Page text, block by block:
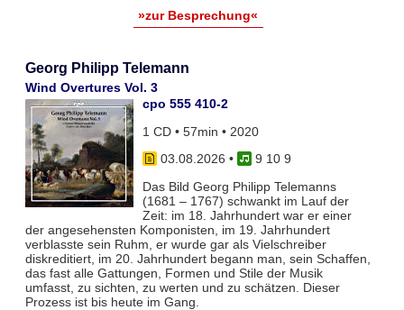
»zur Besprechung«
Georg Philipp Telemann
Wind Overtures Vol. 3
cpo 555 410-2
1 CD • 57min • 2020
03.08.2026 •
9 10 9
Das Bild Georg Philipp Telemanns
(1681 – 1767) schwankt im Lauf der
Zeit: im 18. Jahrhundert war er einer
der angesehensten Komponisten, im 19. Jahrhundert
verblasste sein Ruhm, er wurde gar als Vielschreiber
diskreditiert, im 20. Jahrhundert begann man, sein Schaffen,
das fast alle Gattungen, Formen und Stile der Musik
umfasst, zu sichten, zu werten und zu schätzen. Dieser
Prozess ist bis heute im Gang.